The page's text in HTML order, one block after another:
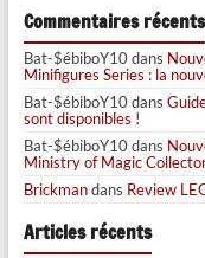
Commentaires récents
Bat-$ébiboY10dans
Minifigures Series : la
Bat-$ébiboY10dans
sont disponibles !
Bat-$ébiboY10dans
Ministry of Magic
Brickmandans Review
Articles récents